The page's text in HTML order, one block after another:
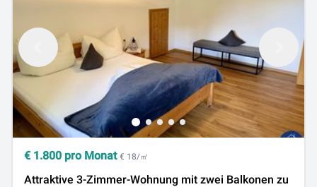
€ 1.800 pro Monat € 18/㎡
Attraktive 3-Zimmer-Wohnung mit zwei Balkonen zu